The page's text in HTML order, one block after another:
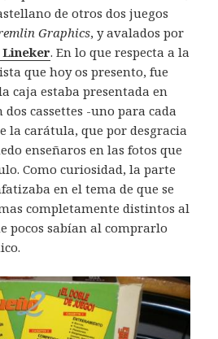
de otros dos juegos
Graphics, y avalados por
Lineker. En lo que respecta a la
que hoy os presento, fue
caja estaba presentada en
cassettes -uno para cada
la carátula, que por desgracia
enseñaros en las fotos que
Como curiosidad, la parte
en el tema de que se
completamente distintos al
pocos sabían al comprarlo